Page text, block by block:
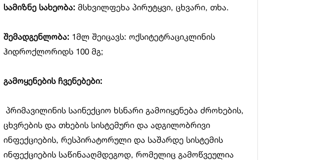
სამიზნე სახეობა: მსხვილფეხა პირუტყვი, ცხვარი, თხა.
შემადგენლობა: 1მლ შეიცავს: ოქსიტეტრაციკლინის
ჰიდროქლორიდს 100 მგ;
გამოყენების ჩვენებები:
პრიმავილინის საინექციო ხსნარი გამოიყენება ძროხების,
ცხვრების და თხების სისტემური და ადგილობრივი
ინფექციების, რესპირატორული და საშარდე სისტემის
ინფექციების საწინააღმდეგოდ, რომელიც გამოწვეულია